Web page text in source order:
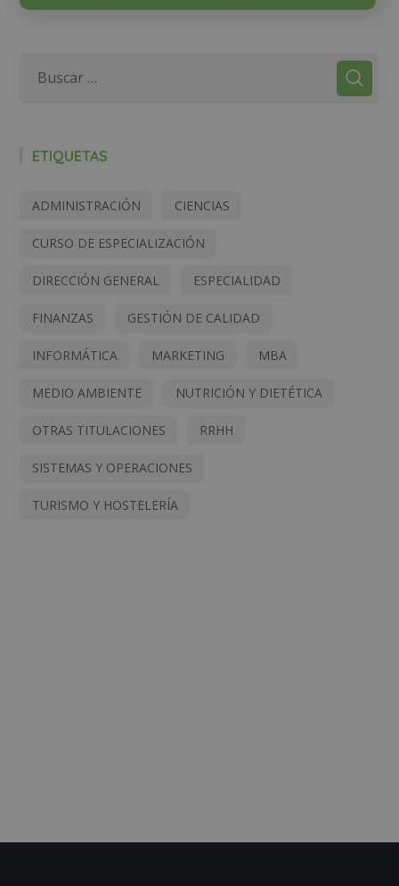
ETIQUETAS
ADMINISTRACIÓN CIENCIAS
CURSO DE ESPECIALIZACIÓN
DIRECCIÓN GENERAL ESPECIALIDAD
FINANZAS GESTIÓN DE CALIDAD
INFORMÁTICA MARKETING MBA
MEDIO AMBIENTE NUTRICIÓN Y DIETÉTICA
OTRAS TITULACIONES RRHH
SISTEMAS Y OPERACIONES
TURISMO Y HOSTELERÍA